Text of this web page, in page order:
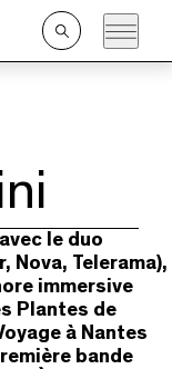
Ouvrir
la
le duo
Nova, Telerama),
immersive
Plantes de
à Nantes
bande